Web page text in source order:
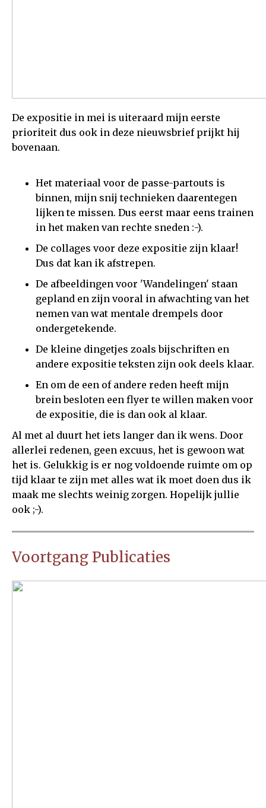
De expositie in mei is uiteraard mijn eerste
prioriteit dus ook in deze nieuwsbrief prijkt hij
bovenaan.
Het materiaal voor de passe-partouts is
binnen, mijn snij technieken daarentegen
lijken te missen. Dus eerst maar eens trainen
in het maken van rechte sneden :-).
De collages voor deze expositie zijn klaar!
Dus dat kan ik afstrepen.
De afbeeldingen voor 'Wandelingen' staan
gepland en zijn vooral in afwachting van het
nemen van wat mentale drempels door
ondergetekende.
De kleine dingetjes zoals bijschriften en
andere expositie teksten zijn ook deels klaar.
En om de een of andere reden heeft mijn
brein besloten een flyer te willen maken voor
de expositie, die is dan ook al klaar.
Al met al duurt het iets langer dan ik wens. Door
allerlei redenen, geen excuus, het is gewoon wat
het is. Gelukkig is er nog voldoende ruimte om op
tijd klaar te zijn met alles wat ik moet doen dus ik
maak me slechts weinig zorgen. Hopelijk jullie
ook ;-).
Voortgang Publicaties